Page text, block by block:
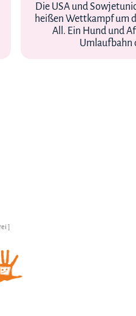
Die USA und
heißen Wettkampf um
All. Ein Hund und
Umlaufbahn
]